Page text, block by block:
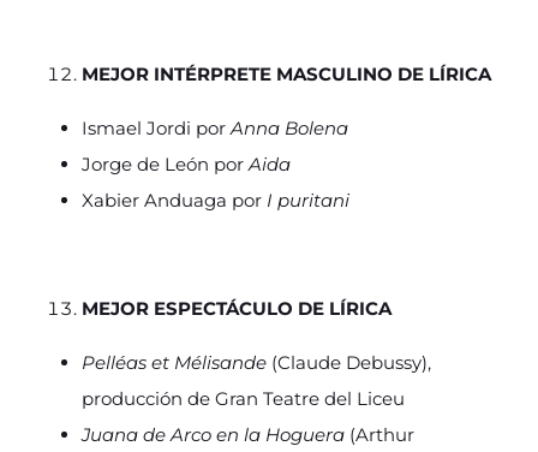
MEJOR INTÉRPRETE MASCULINO DE LÍRICA
Ismael Jordi por Anna Bolena
Jorge de León por Aida
Xabier Anduaga por I puritani
MEJOR ESPECTÁCULO DE LÍRICA
Pelléas et Mélisande (Claude Debussy),
producción de Gran Teatre del Liceu
Juana de Arco en la Hoguera (Arthur